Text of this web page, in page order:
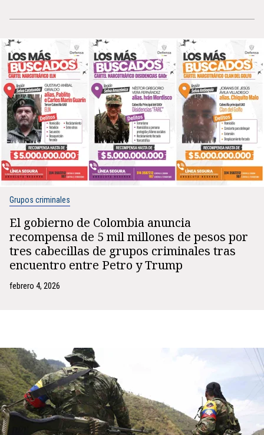
Grupos criminales
El gobierno de Colombia anuncia
recompensa de 5 mil millones de pesos por
tres cabecillas de grupos criminales tras
encuentro entre Petro y Trump
febrero 4, 2026